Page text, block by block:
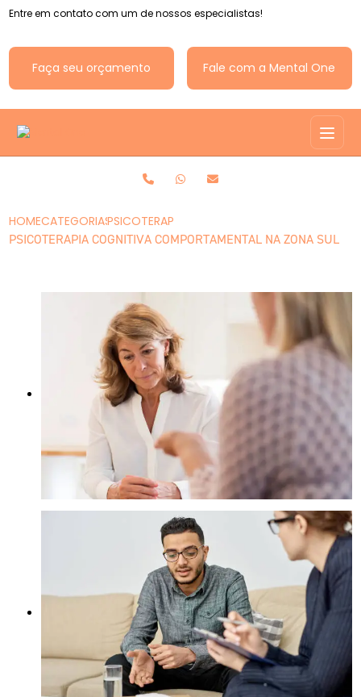
Entre em contato com um de nossos especialistas!
Faça seu orçamento Fale com a Mental One
HOMECATEGORIASPSICOTERAPIA COGNITIVA
PSICOTERAPIA COGNITIVA COMPORTAMENTAL NA ZONA SUL